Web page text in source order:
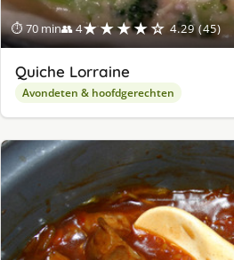
⏱ 70 min👥 4★★★★☆ 4.29 (45)
Quiche Lorraine
Avondeten & hoofdgerechten